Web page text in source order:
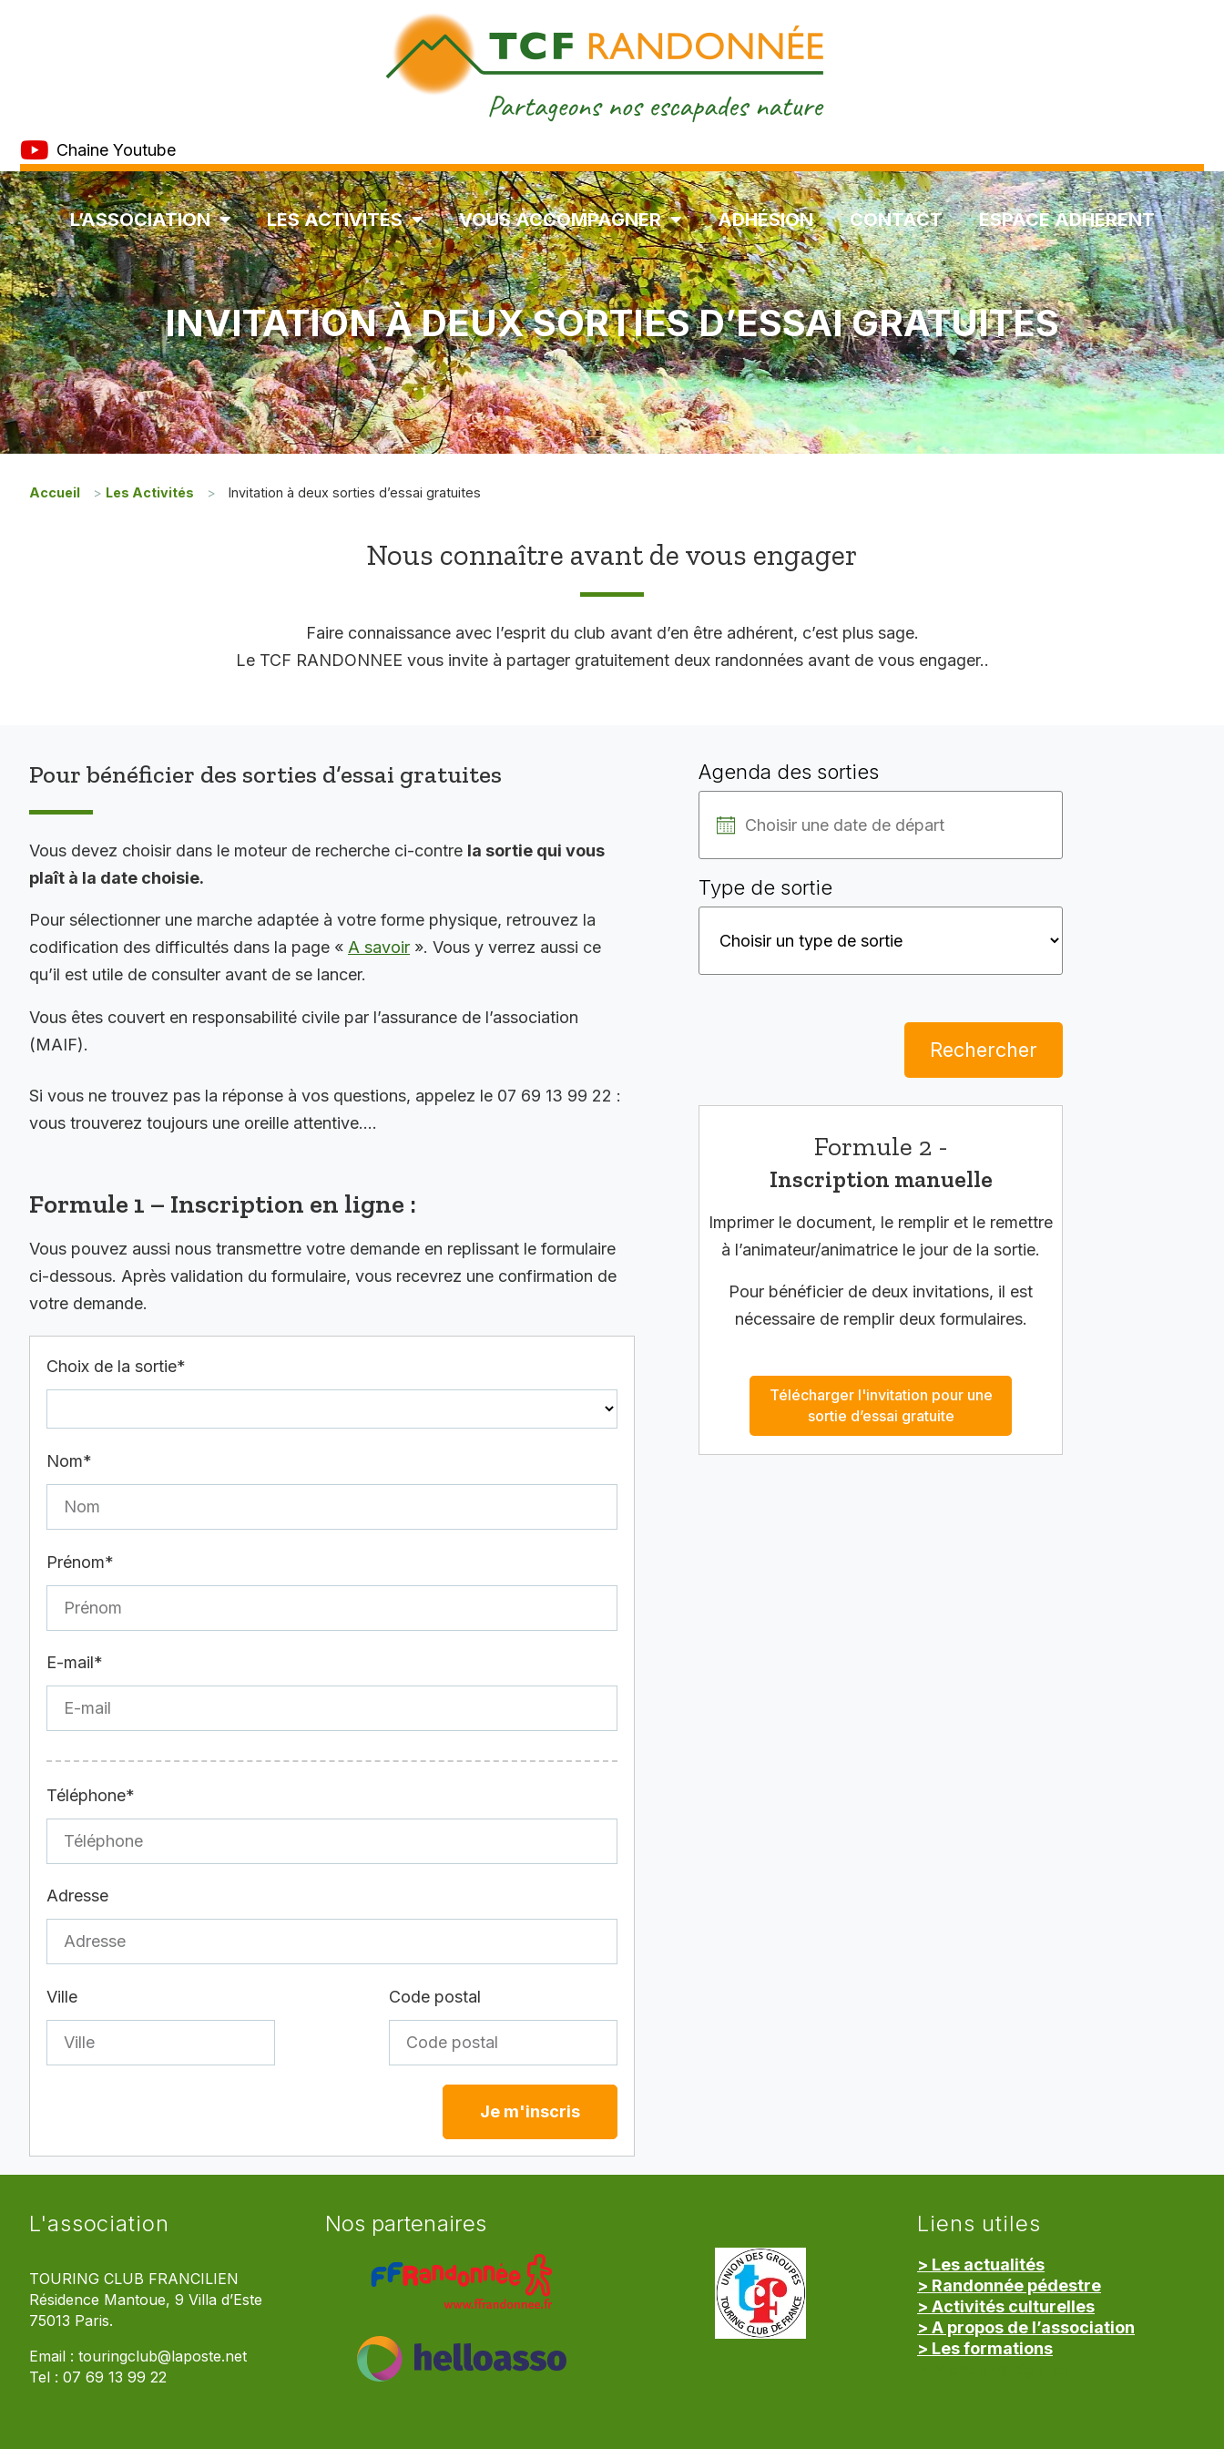
Chaine Youtube
L’ASSOCIATION LES ACTIVITÉS VOUS ACCOMPAGNER ADHÉSION CONTACT ESPACE ADHÉRENT
INVITATION À DEUX SORTIES D’ESSAI GRATUITES
Accueil > Les Activités > Invitation à deux sorties d’essai gratuites
Nous connaître avant de vous engager
Faire connaissance avec l’esprit du club avant d’en être adhérent, c’est plus sage.
Le TCF RANDONNEE vous invite à partager gratuitement deux randonnées avant de vous engager..
Pour bénéficier des sorties d’essai gratuites
Vous devez choisir dans le moteur de recherche ci-contre la sortie qui vous
plaît à la date choisie.
Pour sélectionner une marche adaptée à votre forme physique, retrouvez la
codification des difficultés dans la page « A savoir ». Vous y verrez aussi ce
qu’il est utile de consulter avant de se lancer.
Vous êtes couvert en responsabilité civile par l’assurance de l’association
(MAIF).
Si vous ne trouvez pas la réponse à vos questions, appelez le 07 69 13 99 22 :
vous trouverez toujours une oreille attentive….
Formule 1 – Inscription en ligne :
Vous pouvez aussi nous transmettre votre demande en replissant le formulaire
ci-dessous. Après validation du formulaire, vous recevrez une confirmation de
votre demande.
Choix de la sortie*
Nom*
Prénom*
E-mail*
Téléphone*
Adresse
Ville Code postal
Je m'inscris
Agenda des sorties
Type de sortie
Rechercher
Formule 2 -
Inscription manuelle
Imprimer le document, le remplir et le remettre
à l’animateur/animatrice le jour de la sortie.
Pour bénéficier de deux invitations, il est
nécessaire de remplir deux formulaires.
Télécharger l'invitation pour une
sortie d’essai gratuite
L'association
TOURING CLUB FRANCILIEN
Résidence Mantoue, 9 Villa d’Este
75013 Paris.
Email : touringclub@laposte.net
Tel : 07 69 13 99 22
Nos partenaires Liens utiles
> Les actualités
> Randonnée pédestre
> Activités culturelles
> A propos de l’association
> Les formations